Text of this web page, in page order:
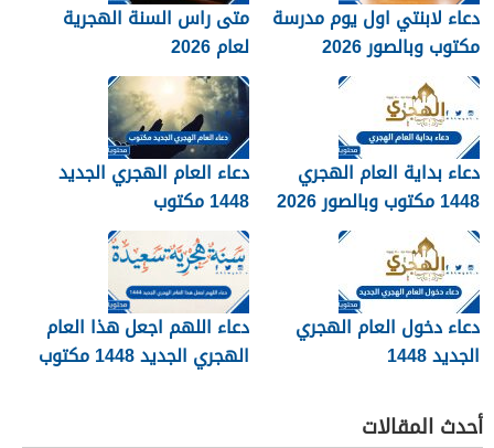
دعاء لابنتي اول يوم مدرسة
مكتوب وبالصور 2026
متى راس السنة الهجرية
لعام 2026
دعاء بداية العام الهجري
1448 مكتوب وبالصور 2026
دعاء العام الهجري الجديد
1448 مكتوب
دعاء دخول العام الهجري
الجديد 1448
دعاء اللهم اجعل هذا العام
الهجري الجديد 1448 مكتوب
أحدث المقالات